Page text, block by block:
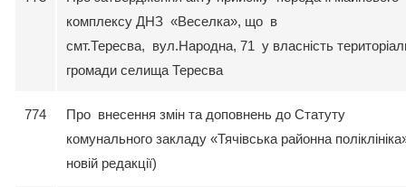
комплексу ДНЗ «Веселка», що в
смт.Тересва, вул.Народна, 71 у власність
громади селища Тересва
774
Про внесення змін та доповнень до Статуту
комунального закладу «Тячівська районна
новій редакції)